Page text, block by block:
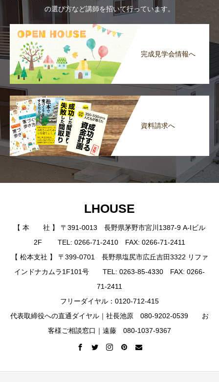
の選び方など講師を招いて行っています。
完成見学会情報へ
資料請求へ
LHOUSE
【 本 社 】 〒391-0013 長野県茅野市宮川1387-9 A-Iビル
2F TEL: 0266-71-2410 FAX: 0266-71-2411
【 松本支社 】 〒399-0701 長野県塩尻市広丘吉田3322 リファ
インドナカムラ1F101号 TEL: 0263-85-4330 FAX: 0266-
71-2411
フリーダイヤル：0120-712-415
代表取締役への直通ダイヤル｜社長池原 080-9202-0539 お
客様ご相談窓口｜遠藤 080-1037-9367